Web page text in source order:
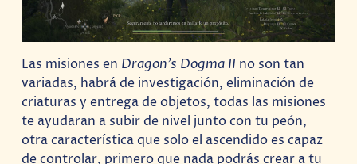
Las misiones en Dragon’s Dogma II no son tan
variadas, habrá de investigación, eliminación de
criaturas y entrega de objetos, todas las misiones
te ayudaran a subir de nivel junto con tu peón,
otra característica que solo el ascendido es capaz
de controlar, primero que nada podrás crear a tu